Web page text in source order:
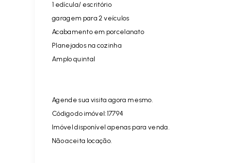
1 edícula/ escritório
garagem para 2 veículos
Acabamento em porcelanato
Planejados na cozinha
Amplo quintal
Agende sua visita agora mesmo.
Código do imóvel:17794
Imóvel disponível apenas para venda.
Não aceita locação.